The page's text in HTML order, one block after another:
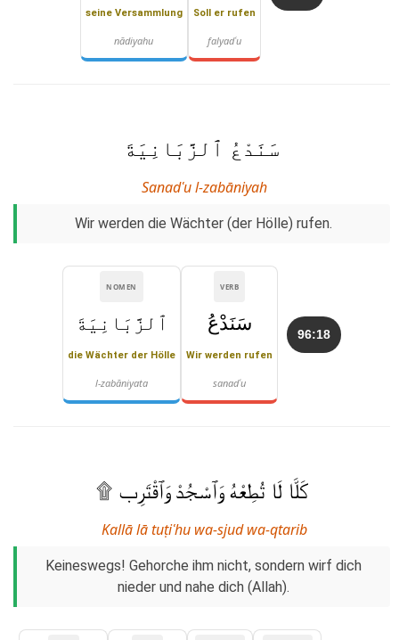
Soll er rufen
falyadʿu
seine Versammlung
nādiyahu
سَنَدْعُ ٱلزَّبَانِيَةَ
Sanadʿu l-zabāniyah
Wir werden die Wächter (der Hölle) rufen.
96:18
VERB
سَنَدْعُ
Wir werden rufen
sanadʿu
NOMEN
ٱلزَّبَانِيَةَ
die Wächter der Hölle
l-zabāniyata
كَلَّا لَا تُطِعْهُ وَٱسْجُدْ وَٱقْتَرِب ۩
Kallā lā tuṭiʿhu wa-sjud wa-qtarib
Keineswegs! Gehorche ihm nicht, sondern wirf dich
nieder und nahe dich (Allah).